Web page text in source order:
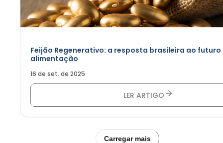
Feijão Regenerativo: a resposta brasileira ao futuro
alimentação
16 de set. de 2025
LER ARTIGO
Carregar mais